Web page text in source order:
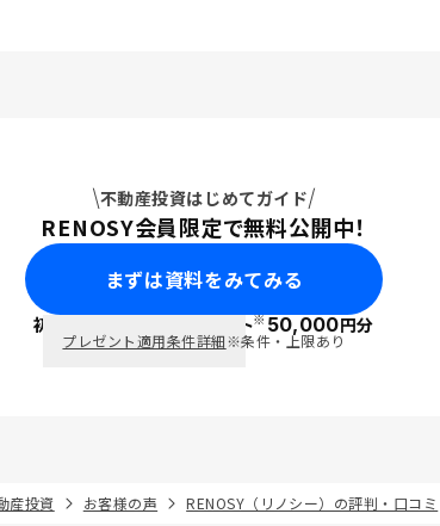
不動産投資はじめてガイド
RENOSY会員限定で無料公開中！
まずは資料をみてみる
初回面談で ポイント※50,000円分
プレゼント適用条件詳細※条件・上限あり
産投資 お客様の声 RENOSY（リノシー）の評判・口コミ